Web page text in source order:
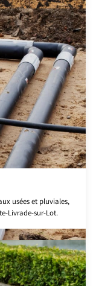
usées et pluviales,
Livrade-sur-Lot.